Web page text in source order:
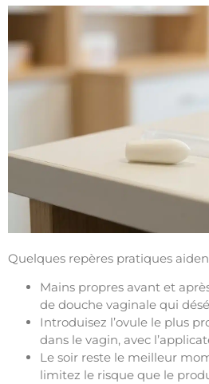
Quelques repères pratiques
Mains propres avant et
de douche vaginale qui
Introduisez l’ovule le plus
dans le vagin, avec
Le soir reste le meilleur
limitez le risque que le